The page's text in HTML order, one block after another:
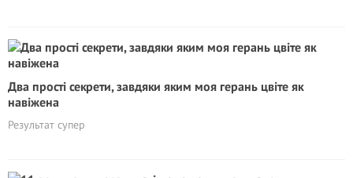
Два прості секрети, завдяки яким моя герань цвіте як
навіжена
Результат супер